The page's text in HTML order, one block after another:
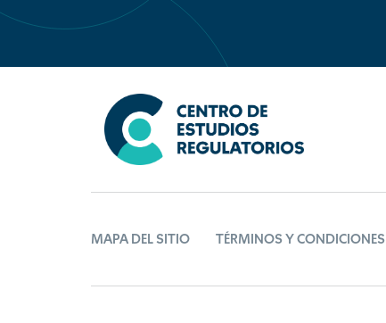
MAPA DEL SITIO TÉRMINOS Y CONDICIONES